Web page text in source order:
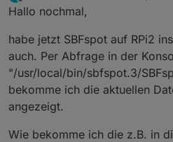
Offline
Hallo nochmal,
habe jetzt SBFspot auf RPi2
auch. Per Abfrage in der
"/usr/local/bin/sbfspot.3/
bekomme ich die aktuellen
angezeigt.
Wie bekomme ich die z.B. in